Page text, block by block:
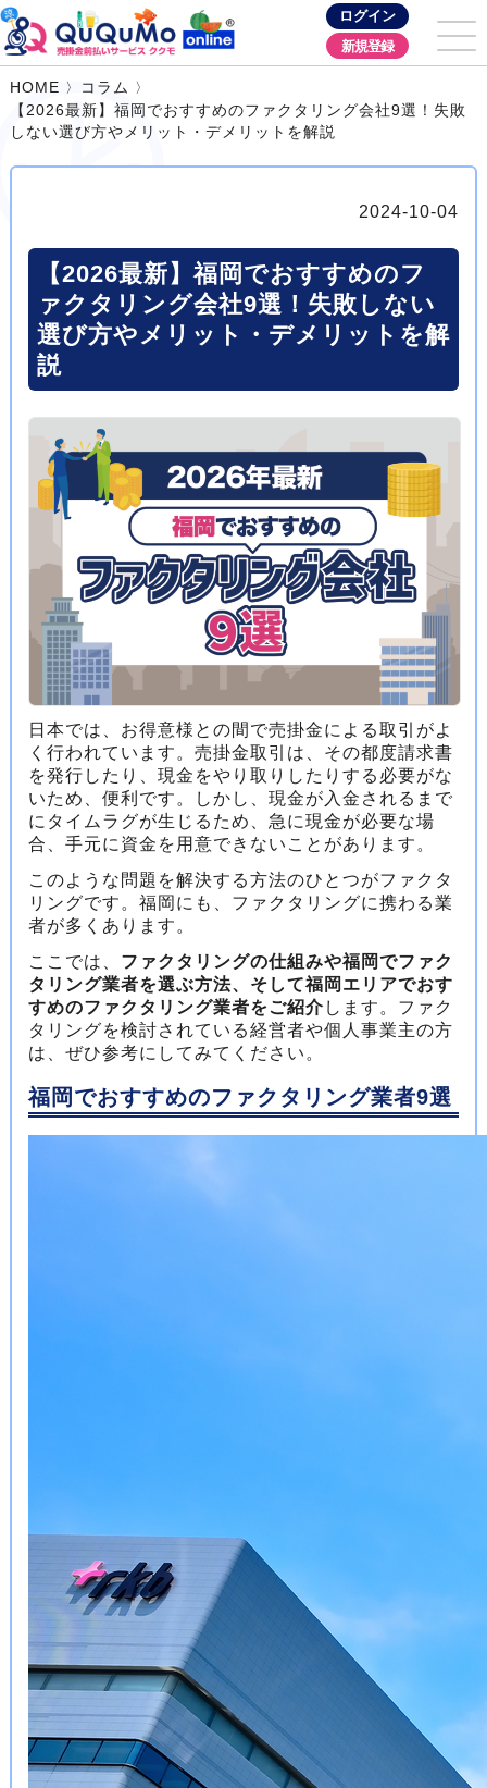
ログイン
新規登録
HOME
コラム
【2026最新】福岡でおすすめのファクタリング会社9選！失敗
しない選び方やメリット・デメリットを解説
2024-10-04
【2026最新】福岡でおすすめのフ
ァクタリング会社9選！失敗しない
選び方やメリット・デメリットを解
説
日本では、お得意様との間で売掛金による取引がよ
く行われています。売掛金取引は、その都度請求書
を発行したり、現金をやり取りしたりする必要がな
いため、便利です。しかし、現金が入金されるまで
にタイムラグが生じるため、急に現金が必要な場
合、手元に資金を用意できないことがあります。
このような問題を解決する方法のひとつがファクタ
リングです。福岡にも、ファクタリングに携わる業
者が多くあります。
ここでは、 ファクタリングの仕組みや福岡でファク
タリング業者を選ぶ方法、そして福岡エリアでおす
すめのファクタリング業者をご紹介します。ファク
タリングを検討されている経営者や個人事業主の方
は、ぜひ参考にしてみてください。
福岡でおすすめのファクタリング業者9選